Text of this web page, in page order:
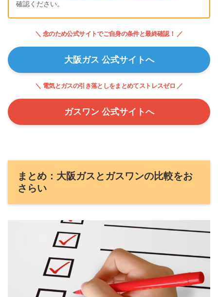
確認ください。
＼ 念のため公式サイトでご自身の条件と最終確認！ ／
大阪ガス 公式サイトへ
＼ 電気とガスの引き落としをまとめてストレスゼロ ／
ガスワン 公式サイトへ
まとめ：大阪ガスとガスワンの比較をお
さらい